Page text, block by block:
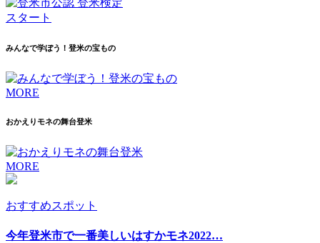
スタート
みんなで学ぼう！登米の宝もの
MORE
おかえりモネの舞台登米
MORE
おすすめスポット
今年登米市で一番美しいはすかモネ2022…